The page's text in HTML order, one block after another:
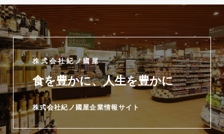
株式会社紀ノ國屋
食を豊かに、人生を豊かに
株式会社紀ノ國屋企業情報サイト